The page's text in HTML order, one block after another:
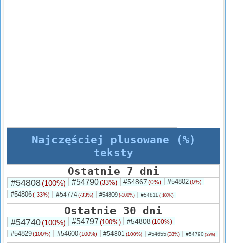
Najczęściej plusowane (%)
teksty
Ostatnie 7 dni
#54808(100%) #54790(33%) #54867 (0%) #54802(0%)
#54806(-33%) #54774(-33%) #54809 (-100%) #54811 (-100%)
Ostatnie 30 dni
#54740(100%) #54797 (100%) #54808 (100%)
#54829(100%) #54600(100%) #54801 (100%) #54655 (33%) #54790 (33%)